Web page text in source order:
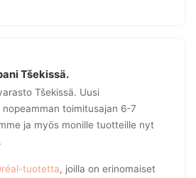
Tšekissä.
Tšekissä. Uusi
toimitusajan 6-7
ja myös monille tuotteille nyt
tuotetta, joilla on erinomaiset